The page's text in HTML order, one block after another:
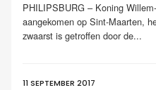
PHILIPSBURG – Koning
aangekomen op Sint-Maarten,
zwaarst is getroffen door de...
11 SEPTEMBER 2017